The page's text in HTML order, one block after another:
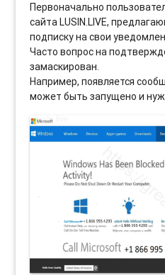
Первоначально
сайта LUSIN.LIVE,
подписку на свои
Часто вопрос на
замаскирован.
Например, появляется
может быть запущено и